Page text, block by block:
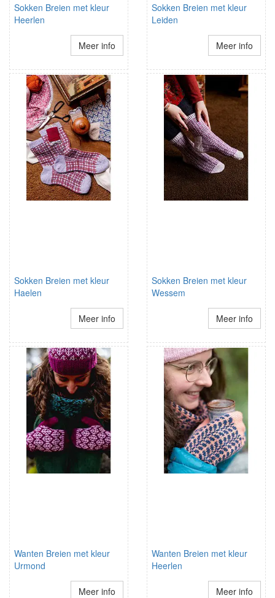
Sokken Breien met kleur
Heerlen
Meer info
Sokken Breien met kleur
Leiden
Meer info
Sokken Breien met kleur
Haelen
Meer info
Sokken Breien met kleur
Wessem
Meer info
Wanten Breien met kleur
Urmond
Meer info
Wanten Breien met kleur
Heerlen
Meer info